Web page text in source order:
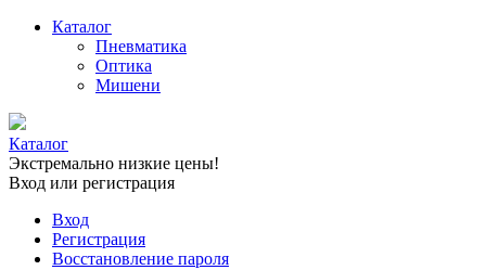
Каталог
Пневматика
Оптика
Мишени
Каталог
Экстремально низкие цены!
Вход или регистрация
Вход
Регистрация
Восстановление пароля